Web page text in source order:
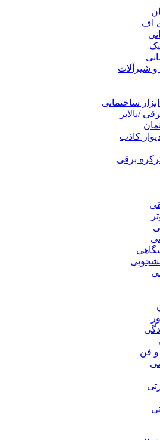
اف
و شیرآلات
ساختمانی
/بالابر
کاذب
برقی
فن